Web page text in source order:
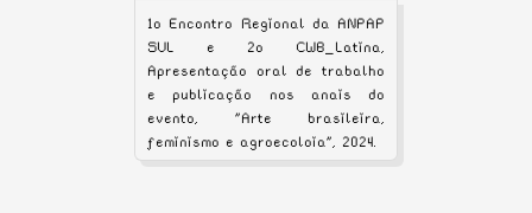
1o Encontro Regional da ANPAP
SUL e 2o CWB_Latina,
Apresentação oral de trabalho
e publicação nos anais do
evento, "Arte brasileira,
feminismo e agroecoloia", 2024.